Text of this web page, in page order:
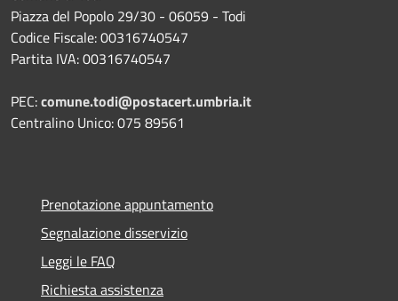
Piazza del Popolo 29/30 - 06059 - Todi
Codice Fiscale: 00316740547
Partita IVA: 00316740547
PEC:comune.todi@postacert.umbria.it
Centralino Unico: 075 89561
Prenotazione appuntamento
Segnalazione disservizio
Leggi le FAQ
Richiesta assistenza